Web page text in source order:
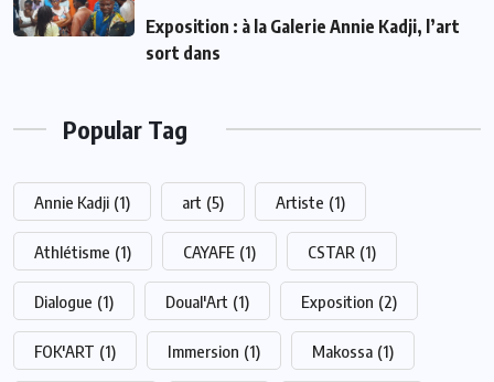
Exposition : à la Galerie Annie Kadji, l’art
sort dans
Popular Tag
Annie Kadji (1) art (5) Artiste (1)
Athlétisme (1) CAYAFE (1) CSTAR (1)
Dialogue (1) Doual'Art (1) Exposition (2)
FOK'ART (1) Immersion (1) Makossa (1)